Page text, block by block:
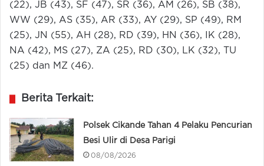
(22), JB (43), SF (47), SR (36), AM (26), SB (38),
WW (29), AS (35), AR (33), AY (29), SP (49), RM
(25), JN (55), AH (28), RD (39), HN (36), IK (28),
NA (42), MS (27), ZA (25), RD (30), LK (32), TU
(25) dan MZ (46).
Berita Terkait:
Polsek Cikande Tahan 4 Pelaku Pencurian
Besi Ulir di Desa Parigi
08/08/2026